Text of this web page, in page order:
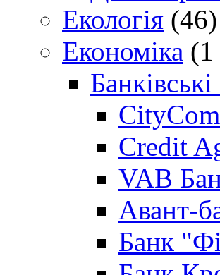
Екологія (46)
Економіка (1
Credit
VAB
Авант-
Банк